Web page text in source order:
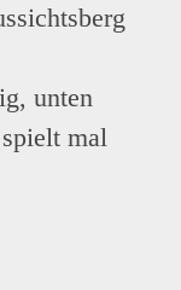
unten
mal